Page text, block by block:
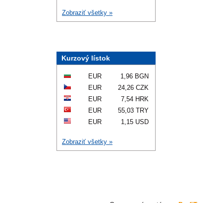
Zobraziť všetky »
Kurzový lístok
EUR
1,96 BGN
EUR
24,26 CZK
EUR
7,54 HRK
EUR
55,03 TRY
EUR
1,15 USD
Zobraziť všetky »